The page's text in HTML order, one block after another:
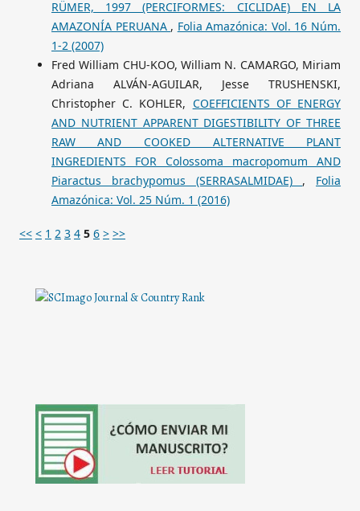
RÜMER, 1997 (PERCIFORMES: CICLIDAE) EN LA
AMAZONÍA PERUANA , Folia Amazónica: Vol. 16 Núm.
1-2 (2007)
Fred William CHU-KOO, William N. CAMARGO, Miriam
Adriana ALVÁN-AGUILAR, Jesse TRUSHENSKI,
Christopher C. KOHLER, COEFFICIENTS OF ENERGY
AND NUTRIENT APPARENT DIGESTIBILITY OF THREE
RAW AND COOKED ALTERNATIVE PLANT
INGREDIENTS FOR Colossoma macropomum AND
Piaractus brachypomus (SERRASALMIDAE) , Folia
Amazónica: Vol. 25 Núm. 1 (2016)
<< < 1 2 3 4 5 6 > >>